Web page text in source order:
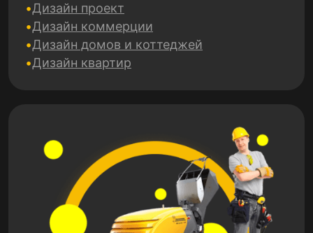
Дизайн проект
Дизайн коммерции
Дизайн домов и коттеджей
Дизайн квартир